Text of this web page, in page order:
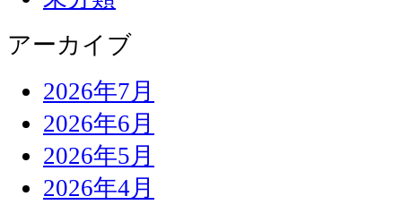
アーカイブ
2026年7月
2026年6月
2026年5月
2026年4月